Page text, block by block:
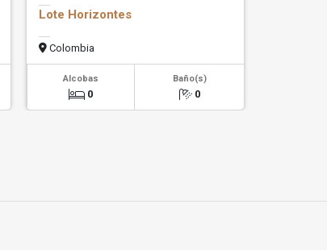
Lote Horizontes
Colombia
Alcobas
0
Baño(s)
0